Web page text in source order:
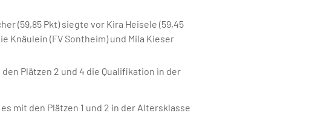
(59,85 Pkt) siegte vor Kira Heisele (59,45
Knäulein (FV Sontheim) und Mila Kieser
Plätzen 2 und 4 die Qualifikation in der
mit den Plätzen 1 und 2 in der Altersklasse